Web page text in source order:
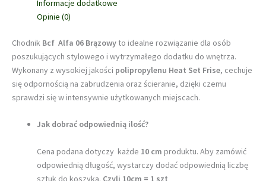
Informacje dodatkowe
Opinie (0)
Chodnik Bcf Alfa 06 Brązowy to idealne rozwiązanie dla osób
poszukujących stylowego i wytrzymałego dodatku do wnętrza.
Wykonany z wysokiej jakości polipropylenu Heat Set Frise, cechuje
się odpornością na zabrudzenia oraz ścieranie, dzięki czemu
sprawdzi się w intensywnie użytkowanych miejscach.
Jak dobrać odpowiednią ilość?
Cena podana dotyczy każde 10 cm produktu. Aby zamówić
odpowiednią długość, wystarczy dodać odpowiednią liczbę
sztuk do koszyka. Czyli 10cm = 1 szt